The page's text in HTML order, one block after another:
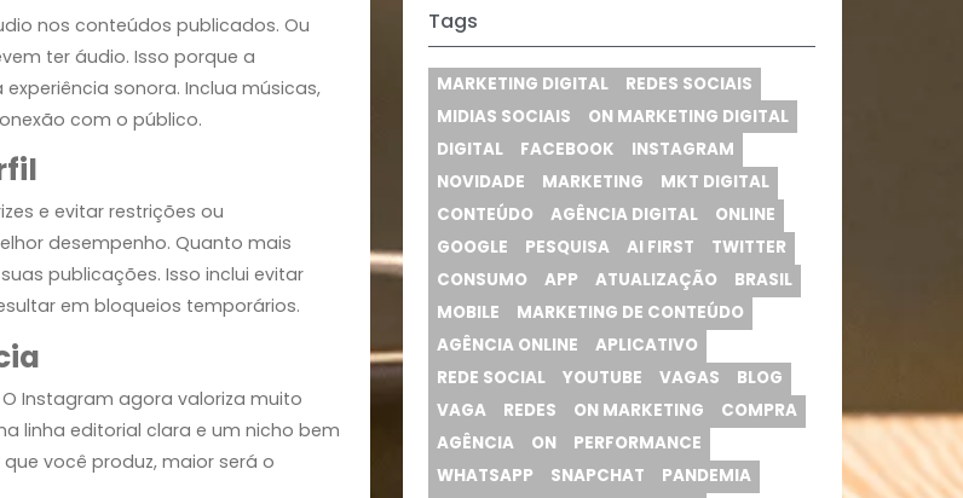
aposte em conteúdos exclusivos
posts estáticos
de áudio nos conteúdos publicados. Ou
e devem ter áudio. Isso porque a
da experiência sonora. Inclua músicas,
sua conexão com o público.
perfil
e evitar restrições ou
melhor desempenho. Quanto mais
das suas publicações. Isso inclui evitar
resultar em bloqueios temporários.
Tags
MARKETING DIGITAL REDES SOCIAIS
MIDIAS SOCIAIS
ON MARKETING DIGITAL
FACEBOOK
INSTAGRAM
MARKETING
CONTEÚDO
AGÊNCIA DIGITAL
GOOGLE
PESQUISA AI FIRST
CONSUMO
APP ATUALIZAÇÃO
BRASIL
MOBILE
MARKETING DE CONTEÚDO